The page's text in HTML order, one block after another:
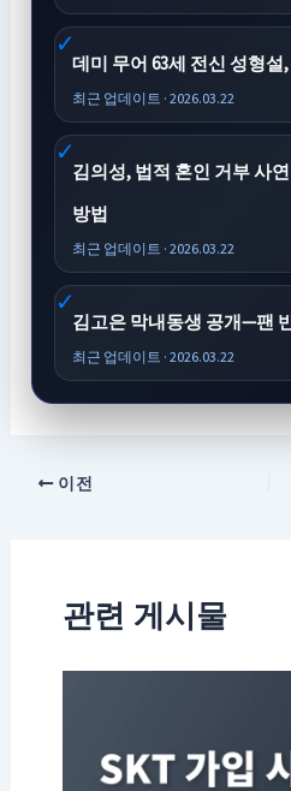
데미 무어 63세 전신 성형
최근 업데이트 · 2026.03.22
김의성, 법적 혼인 거부 사
방법
최근 업데이트 · 2026.03.22
김고은 막내동생 공개—팬
최근 업데이트 · 2026.03.22
이전
관련 게시물